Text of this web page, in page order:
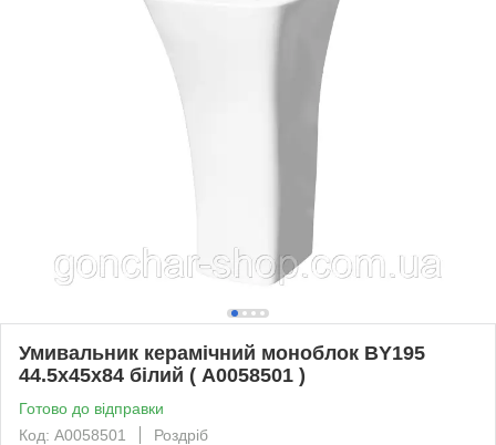
Умивальник керамічний моноблок BY195
44.5x45x84 білий ( А0058501 )
Готово до відправки
Код: А0058501
Роздріб